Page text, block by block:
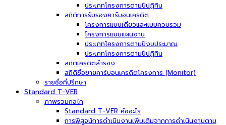
ประเภทโครงการตามปีปฏิทิน
สถิติการรับรองคาร์บอนเครดิต
โครงการแบบเดี่ยวและแบบควบรวม
โครงการแบบแผนงาน
ประเภทโครงการตามปีงบประมาณ
ประเภทโครงการตามปีปฏิทิน
สถิติเครดิตสำรอง
สถิติซื้อขายคาร์บอนเครดิตโครงการ (Monitor)
รายชื่อที่ปรึกษา
Standard T-VER
ภาพรวมกลไก
Standard T-VER คืออะไร
การพิสูจน์การดำเนินงานเพิ่มเติมจากการดำเนินงานตาม